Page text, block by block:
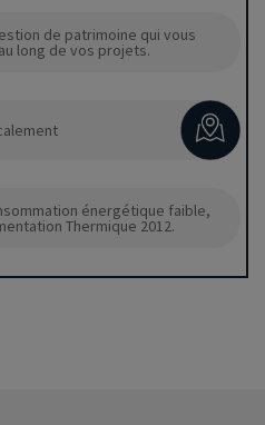
de patrimoine qui vous
long de vos projets.
énergétique faible,
Thermique 2012.